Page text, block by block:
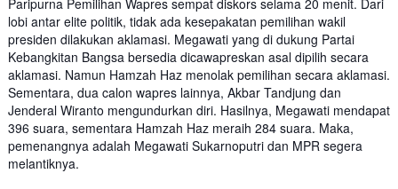
Paripurna Pemilihan Wapres sempat diskors selama 20 menit. Dari
lobi antar elite politik, tidak ada kesepakatan pemilihan wakil
presiden dilakukan aklamasi. Megawati yang di dukung Partai
Kebangkitan Bangsa bersedia dicawapreskan asal dipilih secara
aklamasi. Namun Hamzah Haz menolak pemilihan secara aklamasi.
Sementara, dua calon wapres lainnya, Akbar Tandjung dan
Jenderal Wiranto mengundurkan diri. Hasilnya, Megawati mendapat
396 suara, sementara Hamzah Haz meraih 284 suara. Maka,
pemenangnya adalah Megawati Sukarnoputri dan MPR segera
melantiknya.